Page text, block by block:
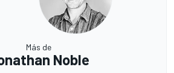
Más de
Noble